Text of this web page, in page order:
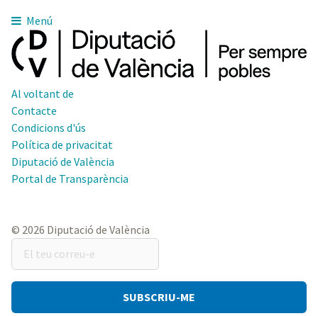
Menú
Al voltant de
Contacte
Condicions d'ús
Política de privacitat
Diputació de València
Portal de Transparència
© 2026 Diputació de València
El
teu
correu-